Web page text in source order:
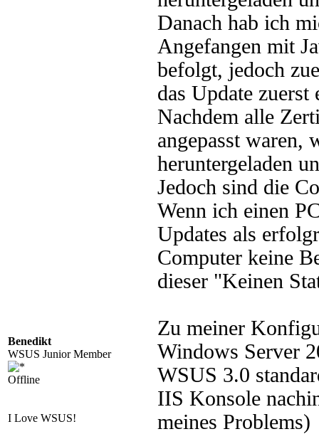
Benedikt
WSUS Junior Member
Offline
I Love WSUS!
Danach hab ich
Angefangen mit
befolgt, jedoch
das Update
Nachdem alle
angepasst waren,
heruntergeladen
Jedoch sind die
Wenn ich einen
Updates als
Computer keine
dieser "Keinen
Zu meiner
Windows Server
WSUS 3.0
IIS Konsole
meines Problems)